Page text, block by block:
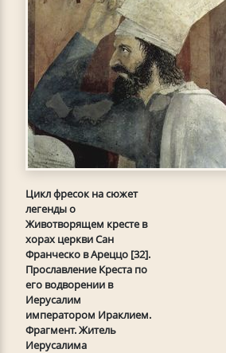
Цикл фресок на сюжет
легенды о
Животворящем кресте в
хорах церкви Сан
Франческо в Ареццо [32].
Прославление Креста по
его водворении в
Иерусалим
императором Ираклием.
Фрагмент. Житель
Иерусалима